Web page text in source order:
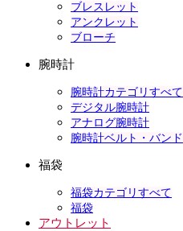
ブレスレット
アンクレット
ブローチ
腕時計
腕時計カテゴリすべて
デジタル腕時計
アナログ腕時計
腕時計ベルト・バンド
福袋
福袋カテゴリすべて
福袋
アウトレット